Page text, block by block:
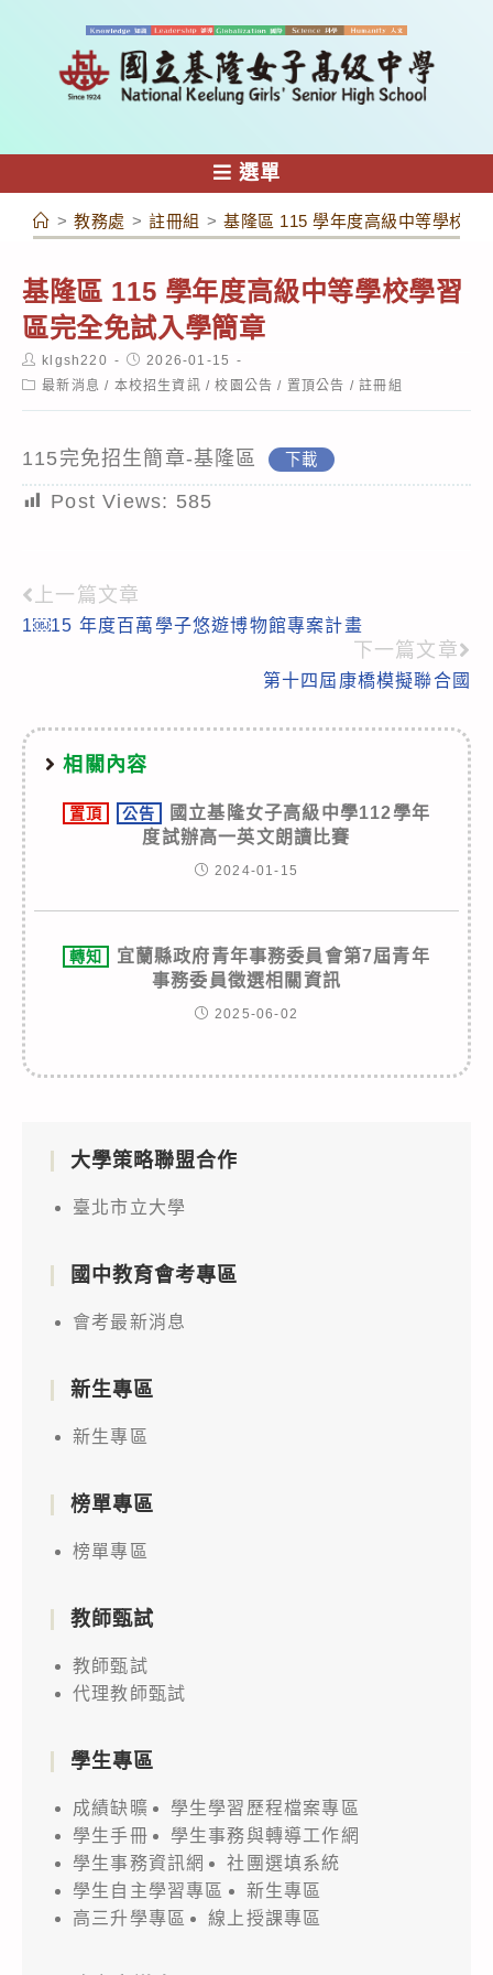
容
選單
> 教務處 > 註冊組 > 基隆區 115 學年度高級中等學校學
基隆區 115 學年度高級中等學校學習
區完全免試入學簡章
Post
author:
klgsh220
Post
published:
2026-01-15
Post最新消息 / 本校招生資訊 / 校園公告 / 置頂公告 / 註冊組
115完免招生簡章-基隆區 下載
Post Views: 585
Read
more
上一篇文章
1￼15 年度百萬學子悠遊博物館專案計畫
下一篇文章
第十四屆康橋模擬聯合國
相關內容
置頂 公告
國立基隆女子高級中學112學年
度試辦高一英文朗讀比賽
2024-01-15
轉知
宜蘭縣政府青年事務委員會第7屆青年
事務委員徵選相關資訊
2025-06-02
大學策略聯盟合作
臺北市立大學
國中教育會考專區
會考最新消息
新生專區
新生專區
榜單專區
榜單專區
教師甄試
教師甄試
代理教師甄試
學生專區
成績缺曠
學生學習歷程檔案專區
學生手冊
學生事務與轉導工作網
學生事務資訊網
社團選填系統
學生自主學習專區
新生專區
高三升學專區
線上授課專區